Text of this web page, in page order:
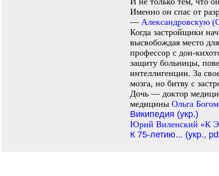
Именно он спас от
— Александровскую
Когда застройщики
высвобождая место
профессор с дон-
защиту больницы,
интеллигенции. За
мозга, но битву с
Дочь — доктор
медицины Ольга
Википедия (укр.)
Юрий Виленский «К
К 75-летию... (укр.,